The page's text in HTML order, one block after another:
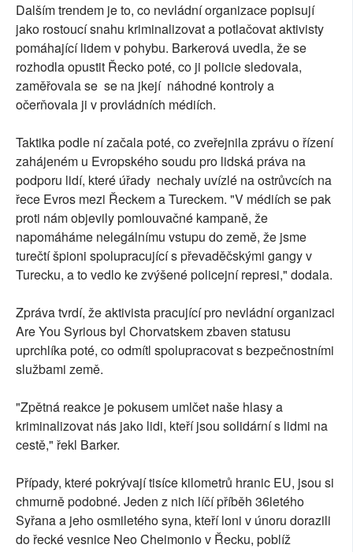
Dalším trendem je to, co nevládní organizace popisují
jako rostoucí snahu kriminalizovat a potlačovat aktivisty
pomáhající lidem v pohybu. Barkerová uvedla, že se
rozhodla opustit Řecko poté, co ji policie sledovala,
zaměřovala se se na jkejí náhodné kontroly a
očerňovala ji v provládních médiích.
Taktika podle ní začala poté, co zveřejnila zprávu o řízení
zahájeném u Evropského soudu pro lidská práva na
podporu lidí, které úřady nechaly uvízlé na ostrůvcích na
řece Evros mezi Řeckem a Tureckem. "V médiích se pak
proti nám objevily pomlouvačné kampaně, že
napomáháme nelegálnímu vstupu do země, že jsme
turečtí špioni spolupracující s převaděčskými gangy v
Turecku, a to vedlo ke zvýšené policejní represi," dodala.
Zpráva tvrdí, že aktivista pracující pro nevládní organizaci
Are You Syrious byl Chorvatskem zbaven statusu
uprchlíka poté, co odmítl spolupracovat s bezpečnostními
službami země.
"Zpětná reakce je pokusem umlčet naše hlasy a
kriminalizovat nás jako lidi, kteří jsou solidární s lidmi na
cestě," řekl Barker.
Případy, které pokrývají tisíce kilometrů hranic EU, jsou si
chmurně podobné. Jeden z nich líčí příběh 36letého
Syřana a jeho osmiletého syna, kteří loni v únoru dorazili
do řecké vesnice Neo Cheimonio v Řecku, poblíž